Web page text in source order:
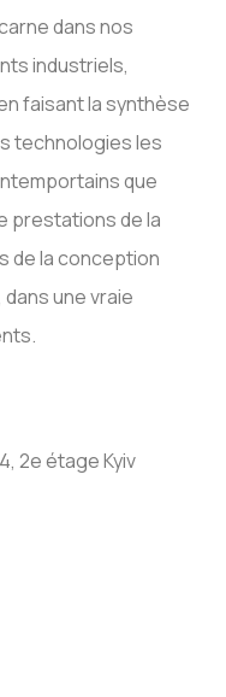
dans nos
industriels,
faisant la synthèse
technologies les
que
prestations de la
de la conception
une vraie
2e étage Kyiv